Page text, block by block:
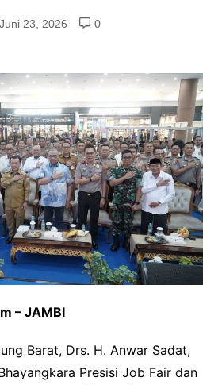
Juni 23, 2026
0
– JAMBI
Barat, Drs. H. Anwar Sadat,
Presisi Job Fair dan